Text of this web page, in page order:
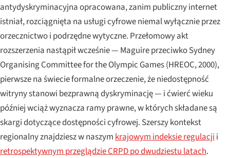
antydyskryminacyjna opracowana, zanim publiczny internet
istniał, rozciągnięta na usługi cyfrowe niemal wyłącznie przez
orzecznictwo i podrzędne wytyczne. Przełomowy akt
rozszerzenia nastąpił wcześnie — Maguire przeciwko Sydney
Organising Committee for the Olympic Games(HREOC, 2000),
pierwsze na świecie formalne orzeczenie, że niedostępność
witryny stanowi bezprawną dyskryminację — i ćwierć wieku
później wciąż wyznacza ramy prawne, w których składane są
skargi dotyczące dostępności cyfrowej. Szerszy kontekst
regionalny znajdziesz w naszym krajowym indeksie regulacji i
retrospektywnym przeglądzie CRPD po dwudziestu latach.